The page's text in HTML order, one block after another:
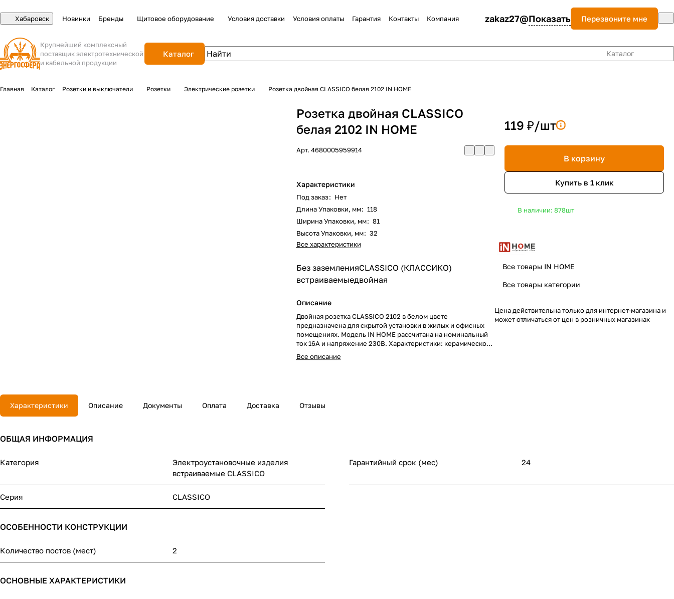
Хабаровск Новинки Бренды Щитовое оборудование Условия доставки Условия оплаты Гарантия Контакты Компания zakaz27@Показать Перезвоните мне
Крупнейший комплексный
поставщик электротехнической
и кабельной продукции
Каталог Каталог
Главная Каталог Розетки и выключатели Розетки Электрические розетки Розетка двойная CLASSICO белая 2102 IN HOME
Розетка двойная CLASSICO
белая 2102 IN HOME
Арт.4680005959914
Характеристики
Под заказ: Нет
Длина Упаковки, мм: 118
Ширина Упаковки, мм: 81
Высота Упаковки, мм: 32
Все характеристики
Без заземленияCLASSICO (КЛАССИКО)
встраиваемыедвойная
Описание
Двойная розетка CLASSICO 2102 в белом цвете
предназначена для скрытой установки в жилых и офисных
помещениях. Модель IN HOME рассчитана на номинальный
ток 16А и напряжение 230В. Характеристики: керамическое
основание, металлическое шасси с антикоррозийным
покрытием, усиленные крепежные лапки, совместимость с
Все описание
119 ₽/шт
В корзину
Купить в 1 клик
В наличии: 878шт
Все товары IN HOME
Все товары категории
Цена действительна только для интернет-магазина и
может отличаться от цен в розничных магазинах
Характеристики Описание Документы Оплата Доставка Отзывы
ОБЩАЯ ИНФОРМАЦИЯ
Категория
Электроустановочные изделия
встраиваемые CLASSICO
Гарантийный срок (мес) 24
Серия CLASSICO
ОСОБЕННОСТИ КОНСТРУКЦИИ
Количество постов (мест) 2
ОСНОВНЫЕ ХАРАКТЕРИСТИКИ